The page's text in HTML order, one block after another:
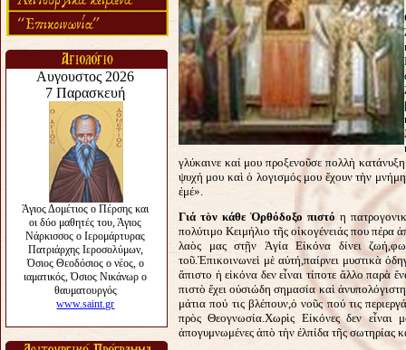
γλύκαινε καί μου προξενοῦσε πολλὴ
ψυχή μου καὶ ὁ λογισμός μου ἔχουν τὴν
ἐμέ».
Γιά τὸν κάθε Ὁρθόδοξο πιστό η
πολύτιμο Κειμήλιο τῆς οἰκογένειάς που
λαὸς μας στῇν Ἁγία Εἰκόνα δίνει
τοῦ.Ἐπικοινωνεὶ μὲ αὐτή,παίρνει μυστικὰ
ἄπιστο ἡ εἰκόνα δεν εἶναι τίποτε ἄλλο παρὰ
πιστὸ ἔχει οὐσιώδη σημασία καὶ
μάτια πού τις βλέπουν,ὁ νοῦς πού τις
πρὸς Θεογνωσία.Χωρὶς Εἰκόνες δεν
ἀπογυμνωμένες ἀπὸ τὴν ἐλπίδα τῆς σωτηρίας